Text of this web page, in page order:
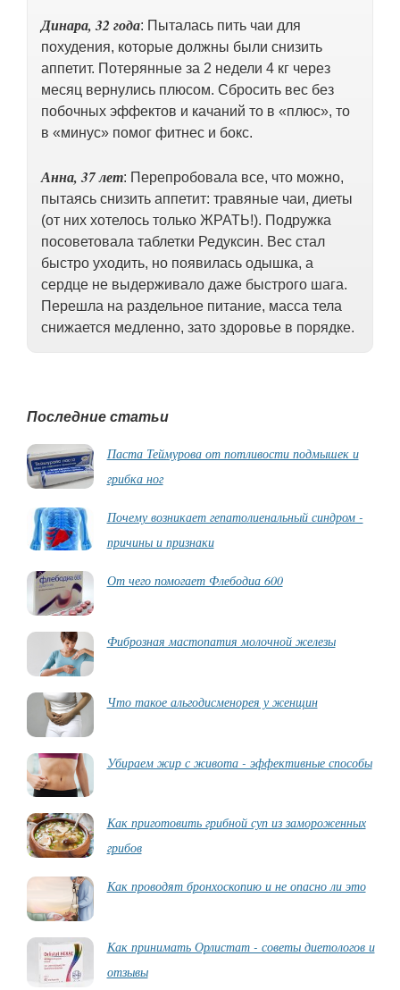
Динара, 32 года: Пыталась пить чаи для
похудения, которые должны были снизить
аппетит. Потерянные за 2 недели 4 кг через
месяц вернулись плюсом. Cбросить вес без
побочных эффектов и качаний то в «плюс», то
в «минус» помог фитнес и бокс.
Анна, 37 лет: Перепробовала все, что можно,
пытаясь снизить аппетит: травяные чаи, диеты
(от них хотелось только ЖРАТЬ!). Подружка
посоветовала таблетки Редуксин. Вес стал
быстро уходить, но появилась одышка, а
сердце не выдерживало даже быстрого шага.
Перешла на раздельное питание, масса тела
снижается медленно, зато здоровье в порядке.
Последние статьи
Паста Теймурова от потливости подмышек и
грибка ног
Почему возникает гепатолиенальный синдром -
причины и признаки
От чего помогает Флебодиа 600
Фиброзная мастопатия молочной железы
Что такое альгодисменорея у женщин
Убираем жир с живота - эффективные способы
Как приготовить грибной суп из замороженных
грибов
Как проводят бронхоскопию и не опасно ли это
Как принимать Орлистат - советы диетологов и
отзывы